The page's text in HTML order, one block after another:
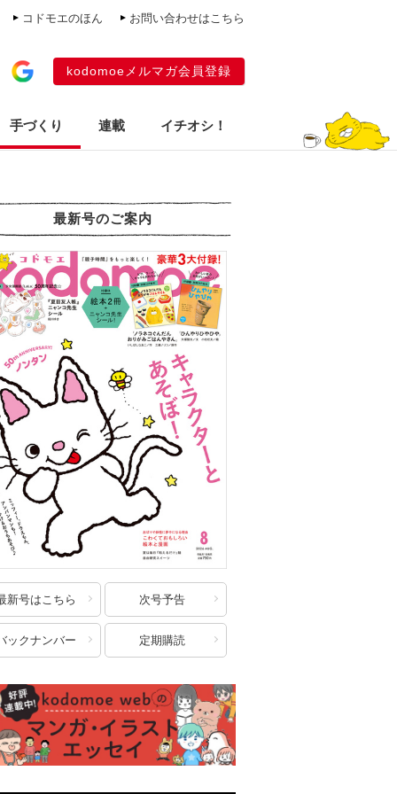
コドモエのほん お問い合わせはこちら
kodomoeメルマガ会員登録
手づくり 連載 イチオシ！
最新号のご案内
新号はこちら 次号予告
ックナンバー 定期購読